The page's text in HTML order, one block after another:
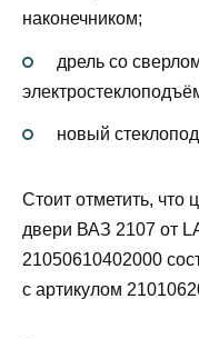
наконечником;
дрель со
новый
Стоит отметить, что
двери ВАЗ 2107 от
21050610402000
с артикулом